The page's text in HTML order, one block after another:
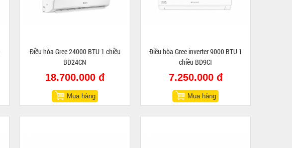
Điều hòa Gree 24000 BTU 1 chiều
BD24CN
18.700.000 đ
Mua hàng
Điều hòa Gree inverter 9000 BTU 1
chiều BD9CI
7.250.000 đ
Mua hàng